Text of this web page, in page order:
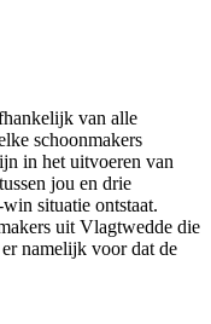
van alle
schoonmakers
in het uitvoeren van
jou en drie
situatie ontstaat.
uit Vlagtwedde die
namelijk voor dat de